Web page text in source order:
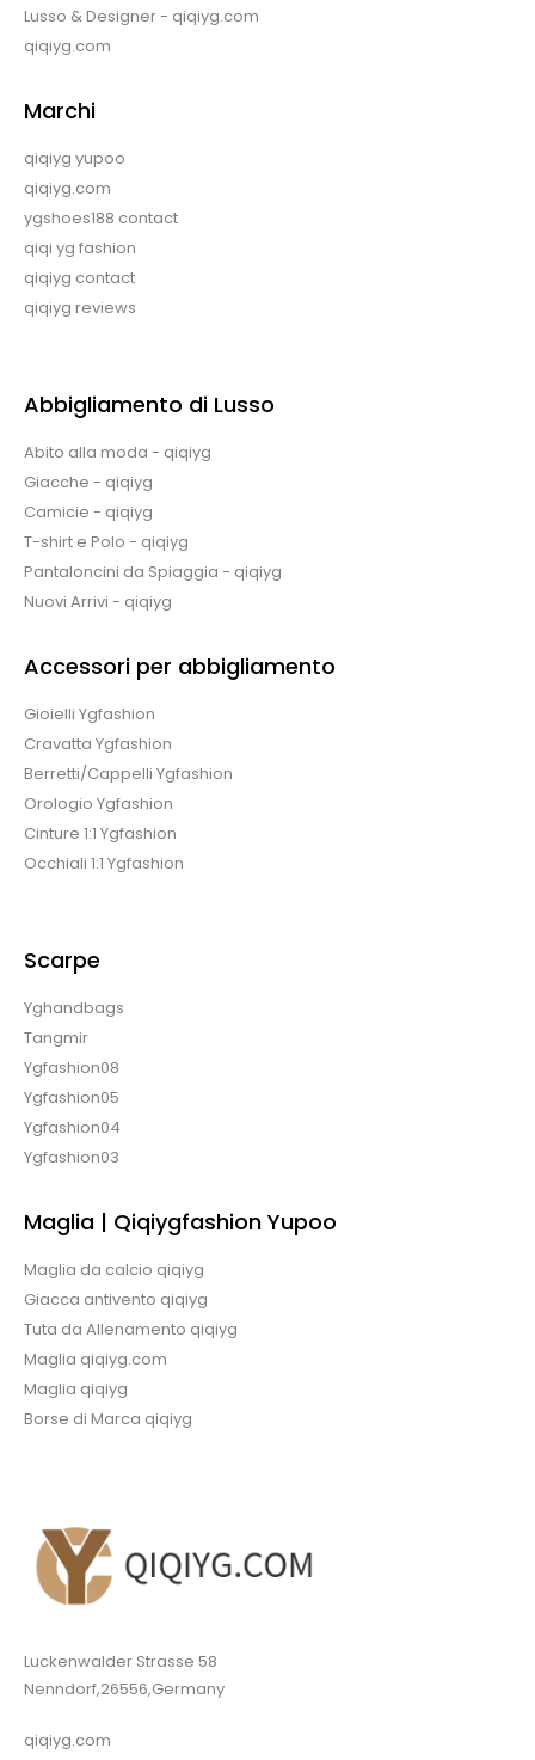
Lusso & Designer - qiqiyg.com
qiqiyg.com
Marchi
qiqiyg yupoo
qiqiyg.com
ygshoes188 contact
qiqi yg fashion
qiqiyg contact
qiqiyg reviews
Abbigliamento di Lusso
Abito alla moda - qiqiyg
Giacche - qiqiyg
Camicie - qiqiyg
T-shirt e Polo - qiqiyg
Pantaloncini da Spiaggia - qiqiyg
Nuovi Arrivi - qiqiyg
Accessori per abbigliamento
Gioielli Ygfashion
Cravatta Ygfashion
Berretti/Cappelli Ygfashion
Orologio Ygfashion
Cinture 1:1 Ygfashion
Occhiali 1:1 Ygfashion
Scarpe
Yghandbags
Tangmir
Ygfashion08
Ygfashion05
Ygfashion04
Ygfashion03
Maglia | Qiqiygfashion Yupoo
Maglia da calcio qiqiyg
Giacca antivento qiqiyg
Tuta da Allenamento qiqiyg
Maglia qiqiyg.com
Maglia qiqiyg
Borse di Marca qiqiyg
Luckenwalder Strasse 58
Nenndorf,26556,Germany
qiqiyg.com